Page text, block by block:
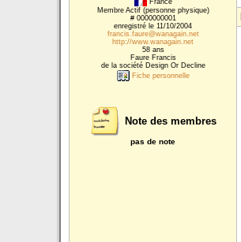
France
Membre Actif (personne physique)
# 0000000001
enregistré le 11/10/2004
francis.faure@wanagain.net
http://www.wanagain.net
58 ans
Faure Francis
de la société Design Or Decline
Fiche personnelle
Note des membres
pas de note